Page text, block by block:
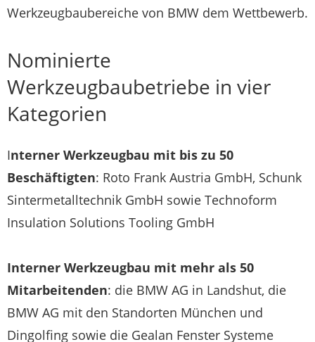
Werkzeugbaubereiche von BMW dem Wettbewerb.
Nominierte
Werkzeugbaubetriebe in vier
Kategorien
Interner Werkzeugbau mit bis zu 50
Beschäftigten: Roto Frank Austria GmbH, Schunk
Sintermetalltechnik GmbH sowie Technoform
Insulation Solutions Tooling GmbH
Interner Werkzeugbau mit mehr als 50
Mitarbeitenden: die BMW AG in Landshut, die
BMW AG mit den Standorten München und
Dingolfing sowie die Gealan Fenster Systeme